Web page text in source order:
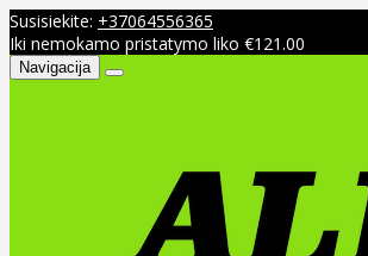
Susisiekite: +37064556365
Iki nemokamo pristatymo liko €121.00
Navigacija